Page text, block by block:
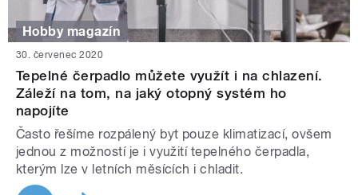
Hobby magazín
30. červenec 2020
Tepelné čerpadlo můžete využít i na chlazení.
Záleží na tom, na jaký otopný systém ho
napojíte
Často řešíme rozpálený byt pouze klimatizací, ovšem
jednou z možností je i využití tepelného čerpadla,
kterým lze v letních měsících i chladit.